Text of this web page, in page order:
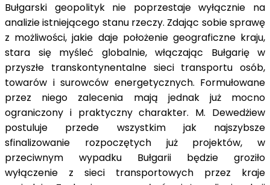
Bułgarski geopolityk nie poprzestaje wyłącznie na
analizie istniejącego stanu rzeczy. Zdając sobie sprawę
z możliwości, jakie daje położenie geograficzne kraju,
stara się myśleć globalnie, włączając Bułgarię w
przyszłe transkontynentalne sieci transportu osób,
towarów i surowców energetycznych. Formułowane
przez niego zalecenia mają jednak już mocno
ograniczony i praktyczny charakter. M. Dewedżiew
postuluje przede wszystkim jak najszybsze
sfinalizowanie rozpoczętych już projektów, w
przeciwnym wypadku Bułgarii będzie groziło
wyłączenie z sieci transportowych przez kraje